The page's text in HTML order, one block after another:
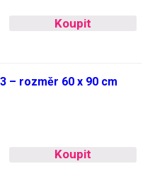
Koupit
– rozměr 60 x 90 cm
Koupit